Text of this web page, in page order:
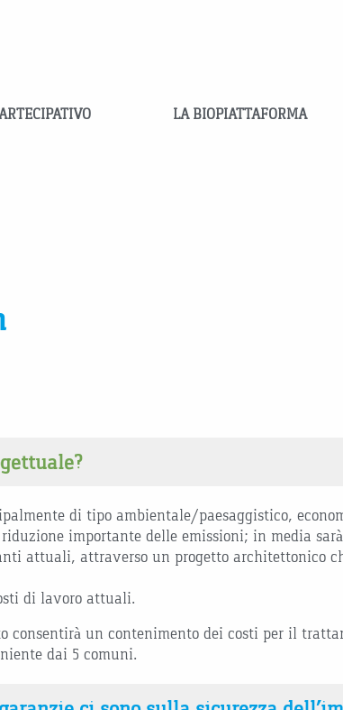
LA BIOPIATTAFORMA
di tipo ambientale/paesaggistico,
importante delle emissioni; in media
attuali, attraverso un progetto architettonico
di lavoro attuali.
consentirà un contenimento dei costi per il
dai 5 comuni.